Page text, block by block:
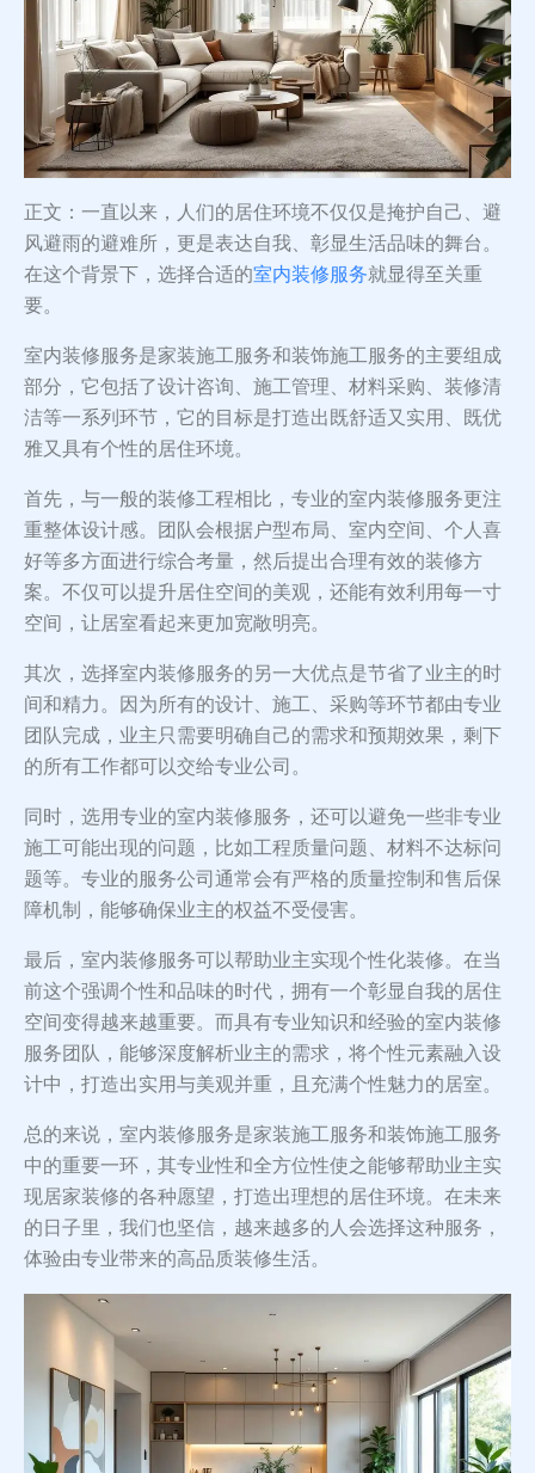
正文：一直以来，人们的居住环境不仅仅是掩护自己、避
风避雨的避难所，更是表达自我、彰显生活品味的舞台。
在这个背景下，选择合适的室内装修服务就显得至关重
要。
室内装修服务是家装施工服务和装饰施工服务的主要组成
部分，它包括了设计咨询、施工管理、材料采购、装修清
洁等一系列环节，它的目标是打造出既舒适又实用、既优
雅又具有个性的居住环境。
首先，与一般的装修工程相比，专业的室内装修服务更注
重整体设计感。团队会根据户型布局、室内空间、个人喜
好等多方面进行综合考量，然后提出合理有效的装修方
案。不仅可以提升居住空间的美观，还能有效利用每一寸
空间，让居室看起来更加宽敞明亮。
其次，选择室内装修服务的另一大优点是节省了业主的时
间和精力。因为所有的设计、施工、采购等环节都由专业
团队完成，业主只需要明确自己的需求和预期效果，剩下
的所有工作都可以交给专业公司。
同时，选用专业的室内装修服务，还可以避免一些非专业
施工可能出现的问题，比如工程质量问题、材料不达标问
题等。专业的服务公司通常会有严格的质量控制和售后保
障机制，能够确保业主的权益不受侵害。
最后，室内装修服务可以帮助业主实现个性化装修。在当
前这个强调个性和品味的时代，拥有一个彰显自我的居住
空间变得越来越重要。而具有专业知识和经验的室内装修
服务团队，能够深度解析业主的需求，将个性元素融入设
计中，打造出实用与美观并重，且充满个性魅力的居室。
总的来说，室内装修服务是家装施工服务和装饰施工服务
中的重要一环，其专业性和全方位性使之能够帮助业主实
现居家装修的各种愿望，打造出理想的居住环境。在未来
的日子里，我们也坚信，越来越多的人会选择这种服务，
体验由专业带来的高品质装修生活。